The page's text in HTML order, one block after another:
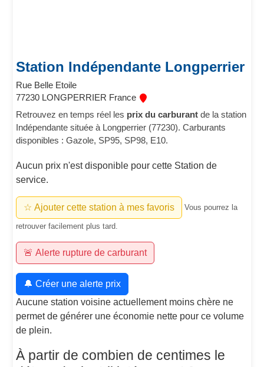
Station Indépendante Longperrier
Rue Belle Etoile
77230 LONGPERRIER France
Retrouvez en temps réel les prix du carburant de la station
Indépendante située à Longperrier (77230). Carburants
disponibles : Gazole, SP95, SP98, E10.
Aucun prix n'est disponible pour cette Station de
service.
☆ Ajouter cette station à mes favoris Vous pourrez la
retrouver facilement plus tard.
🚨 Alerte rupture de carburant
🔔 Créer une alerte prix
Aucune station voisine actuellement moins chère ne
permet de générer une économie nette pour ce volume
de plein.
À partir de combien de centimes le